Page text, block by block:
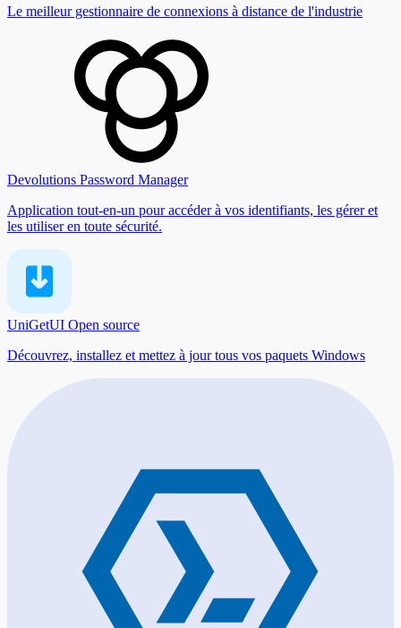
Le meilleur gestionnaire de connexions à distance de l'industrie
Devolutions Password Manager
Application tout-en-un pour accéder à vos identifiants, les gérer et
les utiliser en toute sécurité.
UniGetUI Open source
Découvrez, installez et mettez à jour tous vos paquets Windows